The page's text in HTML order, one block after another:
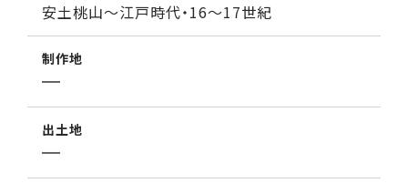
安土桃山～江戸時代・16～17世紀
制作地
出土地